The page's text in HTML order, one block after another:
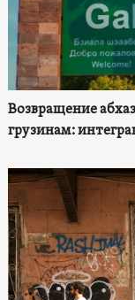
Возвращение
грузинам: